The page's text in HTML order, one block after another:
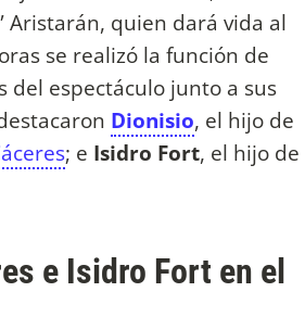
Aristarán, quien dará vida al
se realizó la función de
del espectáculo junto a sus
Dionisio, el hijo de
; e Isidro Fort, el hijo de
e Isidro Fort en el